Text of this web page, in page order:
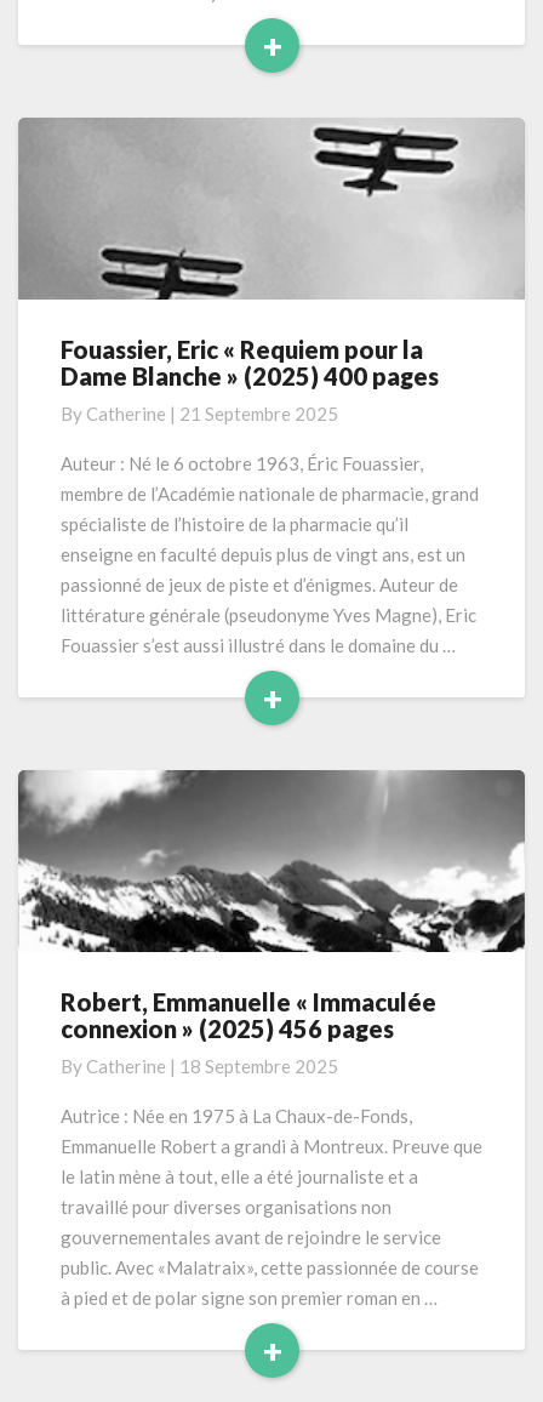
+
Read
Fouassier,
Eric
pour
la
Blanche »
(2025)
400
pages
Fouassier, Eric « Requiem pour la
Dame Blanche » (2025) 400 pages
By Catherine | 21 Septembre 2025
Auteur : Né le 6 octobre 1963, Éric Fouassier,
membre de l’Académie nationale de pharmacie, grand
spécialiste de l’histoire de la pharmacie qu’il
enseigne en faculté depuis plus de vingt ans, est un
passionné de jeux de piste et d’énigmes. Auteur de
littérature générale (pseudonyme Yves Magne), Eric
Fouassier s’est aussi illustré dans le domaine du …
+
Read
Robert,
Emmanuelle
connexion »
(2025)
pages
Robert, Emmanuelle « Immaculée
connexion » (2025) 456 pages
By Catherine | 18 Septembre 2025
Autrice : Née en 1975 à La Chaux-de-Fonds,
Emmanuelle Robert a grandi à Montreux. Preuve que
le latin mène à tout, elle a été journaliste et a
travaillé pour diverses organisations non
gouvernementales avant de rejoindre le service
public. Avec «Malatraix», cette passionnée de course
à pied et de polar signe son premier roman en …
+
Read